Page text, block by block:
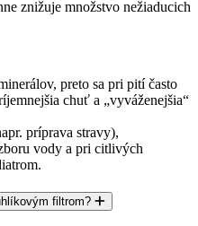
znižuje množstvo nežiaducich
, preto sa pri pití často
chuť a „vyváženejšia“
príprava stravy),
vody a pri citlivých
filtrom?